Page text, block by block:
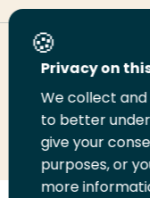
Deel deze pagina
Deel
LinkedIn
Deel
op
Twitter
Deel
op
Privacy on
We collect
to better
give your
purposes, or
more